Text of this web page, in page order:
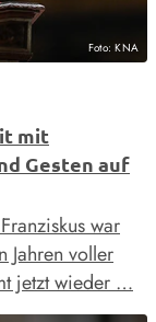
Foto: KNA
mit
Gesten auf
war
Jahren voller
jetzt wieder …